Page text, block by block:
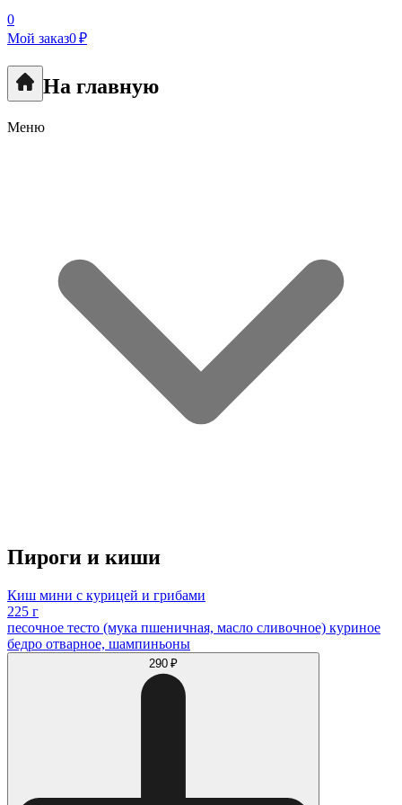
0
Мой заказ0 ₽
На главную
Меню
Пироги и киши
Киш мини с курицей и грибами
225 г
песочное тесто (мука пшеничная, масло сливочное) куриное
бедро отварное, шампиньоны
290 ₽